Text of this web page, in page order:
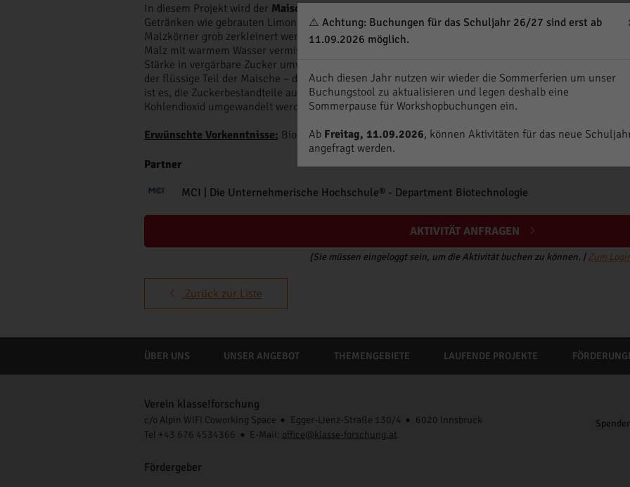
⚠️ Achtung: Buchungen für das Schuljahr 26/27 sind erst ab
11.09.2026 möglich.
Auch diesen Jahr nutzen wir wieder die Sommerferien um unser
Buchungstool zu aktualisieren und legen deshalb eine
Sommerpause für Workshopbuchungen ein.
Ab Freitag, 11.09.2026, können Aktivitäten für das neue
angefragt werden.
In diesem Projekt wird der Maische
-Vorgang nachgebildet. Dies sind zentrale Schritte
Getränken wie gebrauten Limonaden (‚Bionade‘), Malzbier und Bier. Der Prozess beginnt mit dem
Malzkörner grob zerkleinert werden, um die enthaltene Stärke freizulegen. Anschließend folgt das
Malz mit warmem Wasser vermischt und schrittweise erwärmt wird. Durch diesen Vorgang werden
Stärke in vergärbare Zucker umwandeln. Sobald dieser Umwandlungsprozess abgeschlossen ist,
der flüssige Teil der Maische – die sogenannte Würze – von den festen Bestandteilen, den Trebern,
ist es, die Zuckerbestandteile aus dem Malz zu gewinnen, die später während der Gärung zu einer
Kohlendioxid umgewandelt werden.
Erwünschte Vorkenntnisse: Biologie zum Thema Enzyme ist hilfreich aber nicht zwingend notwendig.
Partner
MCI | Die Unternehmerische Hochschule® - Department Biotechnologie
AKTIVITÄT ANFRAGEN
(Sie müssen eingeloggt sein, um die Aktivität buchen zu können. |Zum
Zurück zur Liste
ÜBER UNS UNSER ANGEBOT THEMENGEBIETE LAUFENDE PROJEKTE
Verein klasse!forschung
c/o Alpin WIFI Coworking Space Egger-Lienz-Straße 130/4
6020 Innsbruck
Tel +43 676 4534366
E-Mail: office@klasse-forschung.at
Fördergeber